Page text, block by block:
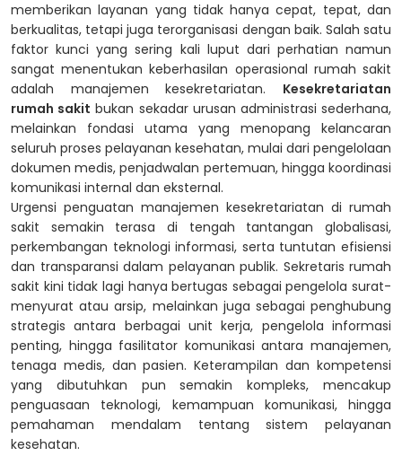
memberikan layanan yang tidak hanya cepat, tepat, dan
berkualitas, tetapi juga terorganisasi dengan baik. Salah satu
faktor kunci yang sering kali luput dari perhatian namun
sangat menentukan keberhasilan operasional rumah sakit
adalah manajemen kesekretariatan.
Kesekretariatan
rumah sakit bukan sekadar urusan administrasi sederhana,
melainkan fondasi utama yang menopang kelancaran
seluruh proses pelayanan kesehatan, mulai dari pengelolaan
dokumen medis, penjadwalan pertemuan, hingga koordinasi
komunikasi internal dan eksternal.
Urgensi penguatan manajemen kesekretariatan di rumah
sakit semakin terasa di tengah tantangan globalisasi,
perkembangan teknologi informasi, serta tuntutan efisiensi
dan transparansi dalam pelayanan publik. Sekretaris rumah
sakit kini tidak lagi hanya bertugas sebagai pengelola surat-
menyurat atau arsip, melainkan juga sebagai penghubung
strategis antara berbagai unit kerja, pengelola informasi
penting, hingga fasilitator komunikasi antara manajemen,
tenaga medis, dan pasien. Keterampilan dan kompetensi
yang dibutuhkan pun semakin kompleks, mencakup
penguasaan teknologi, kemampuan komunikasi, hingga
pemahaman mendalam tentang sistem pelayanan
kesehatan.